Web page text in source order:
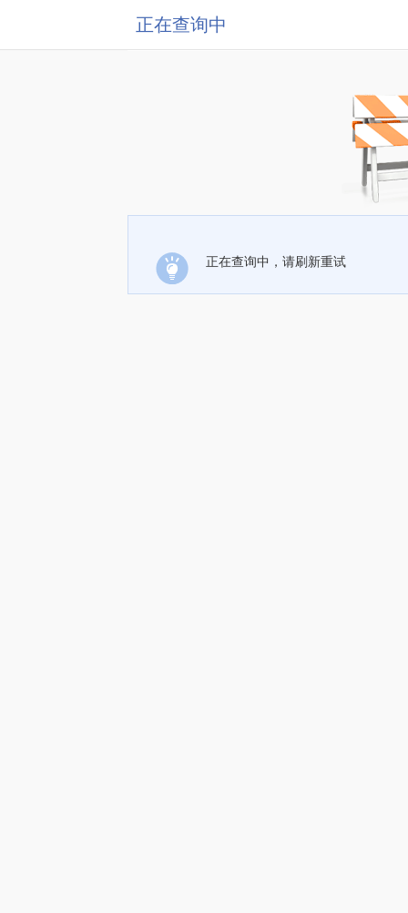
正在查询中
正在查询中，请刷新重试